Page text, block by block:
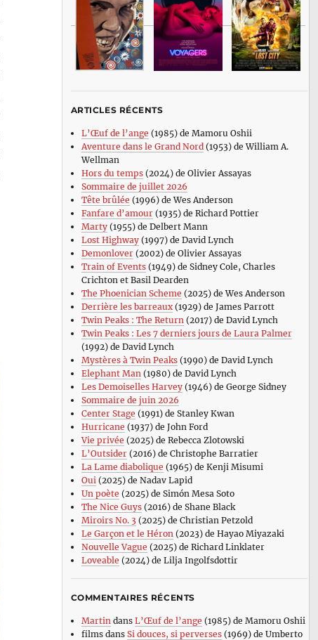
ARTICLES RÉCENTS
L’Œuf de l’ange (1985) de Mamoru Oshii
Aventure dans le Grand Nord(1953) de William A.
Wellman
Hors du temps(2024) de Olivier Assayas
Sommaire de juillet 2026
Tête brûlée (1996) de Wes Anderson
Fanfare d’amour(1935) de Richard Pottier
Marty(1955) de Delbert Mann
Lost Highway(1997) de David Lynch
Demonlover(2002) de Olivier Assayas
Train of Events(1949) de Sidney Cole, Charles
Crichton et Basil Dearden
The Phoenician Scheme (2025) de Wes Anderson
Derrière les barreaux(1929) de James Parrott
Twin Peaks : The Return(2017) de David Lynch
Twin Peaks : Les 7 derniers jours de Laura Palmer
(1992) de David Lynch
Mystères à Twin Peaks(1990) de David Lynch
Elephant Man(1980) de David Lynch
Les Demoiselles Harvey(1946) de George Sidney
Sommaire de juin 2026
Center Stage (1991) de Stanley Kwan
Hurricane (1937) de John Ford
Vie privée (2025) de Rebecca Zlotowski
L’Outsider(2016) de Christophe Barratier
La Lame diabolique (1965) de Kenji Misumi
Oui(2025) de Nadav Lapid
Un poète (2025) de Simón Mesa Soto
The Nice Guys(2016) de Shane Black
Miroirs No. 3 (2025) de Christian Petzold
Le Garçon et le Héron(2023) de Hayao Miyazaki
Nouvelle Vague (2025) de Richard Linklater
Loveable (2024) de Lilja Ingolfsdottir
COMMENTAIRES RÉCENTS
Martin dans L’Œuf de l’ange (1985) de Mamoru Oshii
filmsdans Si douces, si perverses(1969) de Umberto